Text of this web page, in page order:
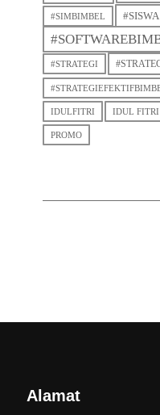
#SIMBIMBEL #SISWA
#STRATEGI
IDULFITRI IDUL FITRI
PROMO
Alamat